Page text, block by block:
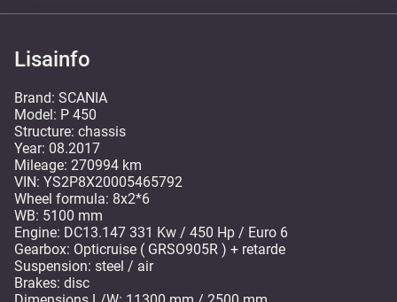
Lisainfo
Brand: SCANIA
Model: P 450
Structure: chassis
Year: 08.2017
Mileage: 270994 km
VIN: YS2P8X20005465792
Wheel formula: 8x2*6
WB: 5100 mm
Engine: DC13.147 331 Kw / 450 Hp / Euro 6
Gearbox: Opticruise ( GRSO905R ) + retarde
Suspension: steel / air
Brakes: disc